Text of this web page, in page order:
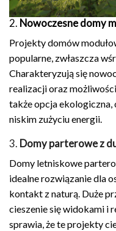
2. Nowoczesne domy
Projekty domów
popularne, zwłaszcza
Charakteryzują się
realizacji oraz
także opcja
niskim zużyciu energii.
3. Domy parterowe z
Domy letniskowe
idealne rozwiązanie dla
kontakt z naturą. Duże
cieszenie się widokami i
sprawia, że te projekty